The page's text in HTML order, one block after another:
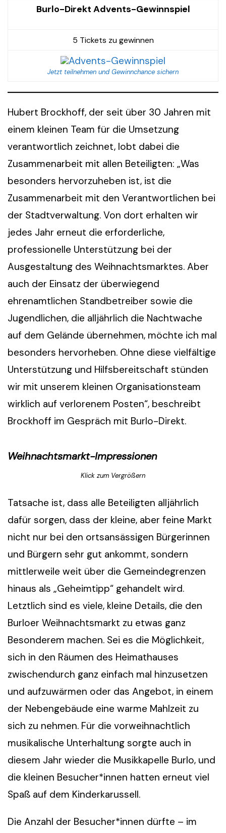
Burlo-Direkt Advents-Gewinnspiel
5 Tickets zu gewinnen
Jetzt teilnehmen und Gewinnchance sichern
Hubert Brockhoff, der seit über 30 Jahren mit
einem kleinen Team für die Umsetzung
verantwortlich zeichnet, lobt dabei die
Zusammenarbeit mit allen Beteiligten: „Was
besonders hervorzuheben ist, ist die
Zusammenarbeit mit den Verantwortlichen bei
der Stadtverwaltung. Von dort erhalten wir
jedes Jahr erneut die erforderliche,
professionelle Unterstützung bei der
Ausgestaltung des Weihnachtsmarktes. Aber
auch der Einsatz der überwiegend
ehrenamtlichen Standbetreiber sowie die
Jugendlichen, die alljährlich die Nachtwache
auf dem Gelände übernehmen, möchte ich mal
besonders hervorheben. Ohne diese vielfältige
Unterstützung und Hilfsbereitschaft stünden
wir mit unserem kleinen Organisationsteam
wirklich auf verlorenem Posten“, beschreibt
Brockhoff im Gespräch mit Burlo-Direkt.
Weihnachtsmarkt-Impressionen
Klick zum Vergrößern
Tatsache ist, dass alle Beteiligten alljährlich
dafür sorgen, dass der kleine, aber feine Markt
nicht nur bei den ortsansässigen Bürgerinnen
und Bürgern sehr gut ankommt, sondern
mittlerweile weit über die Gemeindegrenzen
hinaus als „Geheimtipp“ gehandelt wird.
Letztlich sind es viele, kleine Details, die den
Burloer Weihnachtsmarkt zu etwas ganz
Besonderem machen. Sei es die Möglichkeit,
sich in den Räumen des Heimathauses
zwischendurch ganz einfach mal hinzusetzen
und aufzuwärmen oder das Angebot, in einem
der Nebengebäude eine warme Mahlzeit zu
sich zu nehmen. Für die vorweihnachtlich
musikalische Unterhaltung sorgte auch in
diesem Jahr wieder die Musikkapelle Burlo, und
die kleinen Besucher*innen hatten erneut viel
Spaß auf dem Kinderkarussell.
Die Anzahl der Besucher*innen dürfte – im